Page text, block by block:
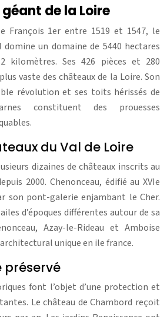
de la Loire
François 1er entre 1519 et 1547, le
domine un domaine de 5440 hectares
kilomètres. Ses 426 pièces et 280
vaste des châteaux de la Loire. Son
révolution et ses toits hérissés de
constituent des prouesses
du Val de Loire
dizaines de châteaux inscrits au
2000. Chenonceau, édifié au XVIe
son pont-galerie enjambant le Cher.
d’époques différentes autour de sa
Azay-le-Rideau et Amboise
unique en ile france.
préservé
font l’objet d’une protection et
Le château de Chambord reçoit